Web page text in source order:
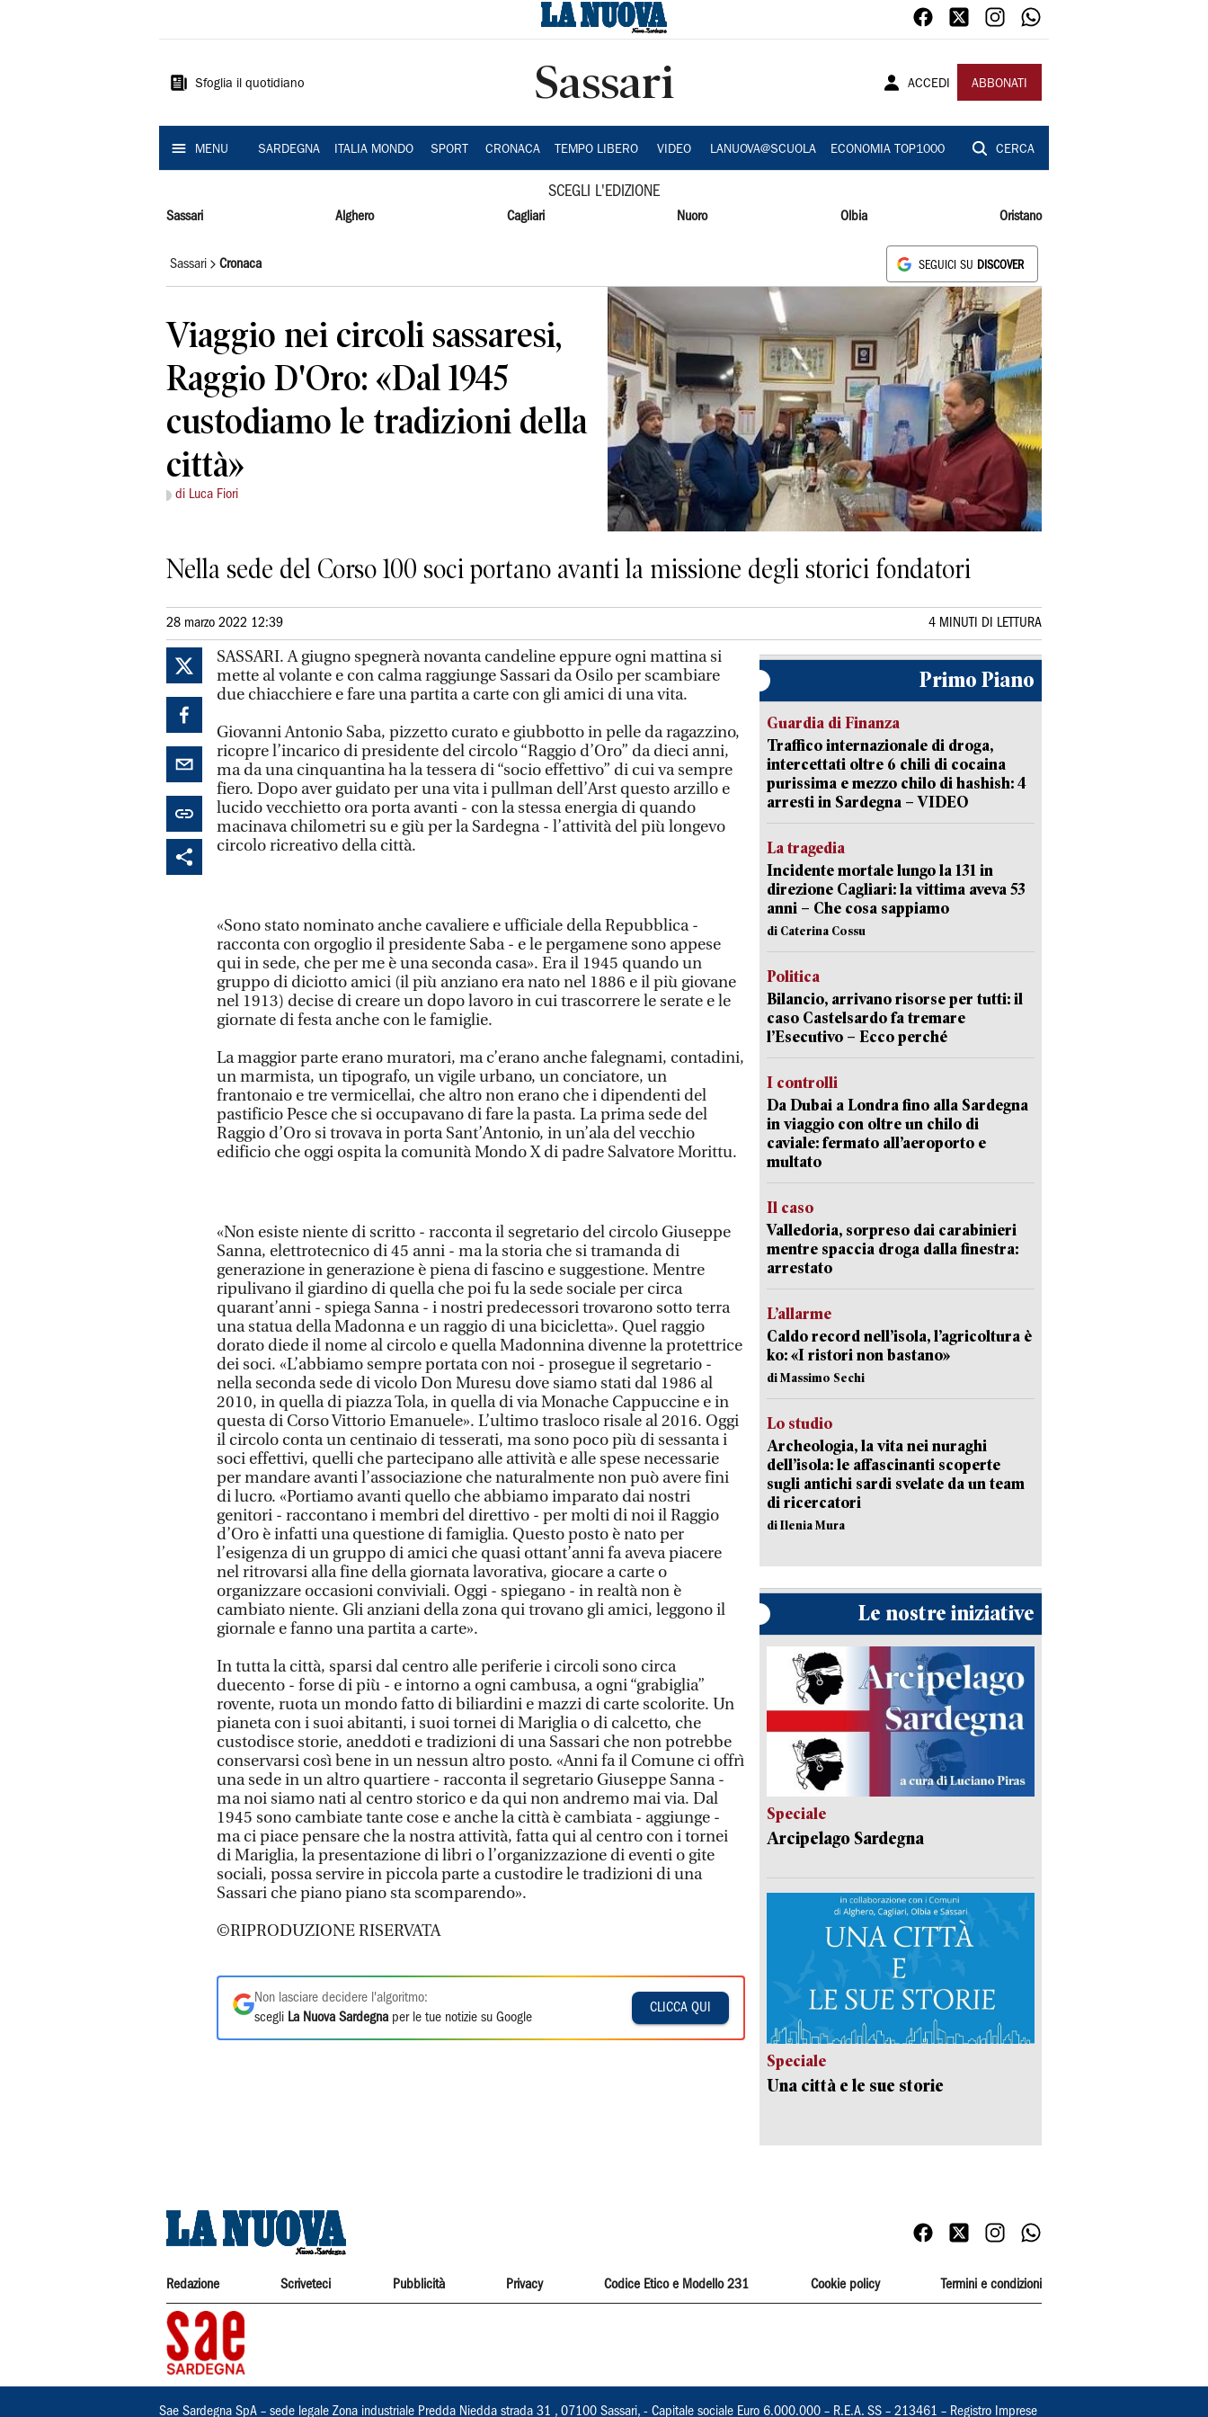
Sardegna
Sfoglia il quotidiano Sassari ACCEDI ABBONATI
MENU SARDEGNA ITALIA MONDO SPORT CRONACA TEMPO LIBERO VIDEO LANUOVA@SCUOLA ECONOMIA TOP1000 CERCA
SCEGLI L'EDIZIONE
Sassari Alghero Cagliari Nuoro Olbia Oristano
Sassari Cronaca SEGUICI SU DISCOVER
Viaggio nei circoli sassaresi,
Raggio D'Oro: «Dal 1945
custodiamo le tradizioni della
città»
di Luca Fiori
Nella sede del Corso 100 soci portano avanti la missione degli storici fondatori
28 marzo 2022 12:39 4 MINUTI DI LETTURA
SASSARI. A giugno spegnerà novanta candeline eppure ogni mattina si
mette al volante e con calma raggiunge Sassari da Osilo per scambiare
due chiacchiere e fare una partita a carte con gli amici di una vita.
Giovanni Antonio Saba, pizzetto curato e giubbotto in pelle da ragazzino,
ricopre l’incarico di presidente del circolo “Raggio d’Oro” da dieci anni,
ma da una cinquantina ha la tessera di “socio effettivo” di cui va sempre
fiero. Dopo aver guidato per una vita i pullman dell’Arst questo arzillo e
lucido vecchietto ora porta avanti - con la stessa energia di quando
macinava chilometri su e giù per la Sardegna - l’attività del più longevo
circolo ricreativo della città.
«Sono stato nominato anche cavaliere e ufficiale della Repubblica -
racconta con orgoglio il presidente Saba - e le pergamene sono appese
qui in sede, che per me è una seconda casa». Era il 1945 quando un
gruppo di diciotto amici (il più anziano era nato nel 1886 e il più giovane
nel 1913) decise di creare un dopo lavoro in cui trascorrere le serate e le
giornate di festa anche con le famiglie.
La maggior parte erano muratori, ma c’erano anche falegnami, contadini,
un marmista, un tipografo, un vigile urbano, un conciatore, un
frantonaio e tre vermicellai, che altro non erano che i dipendenti del
pastificio Pesce che si occupavano di fare la pasta. La prima sede del
Raggio d’Oro si trovava in porta Sant’Antonio, in un’ala del vecchio
edificio che oggi ospita la comunità Mondo X di padre Salvatore Morittu.
«Non esiste niente di scritto - racconta il segretario del circolo Giuseppe
Sanna, elettrotecnico di 45 anni - ma la storia che si tramanda di
generazione in generazione è piena di fascino e suggestione. Mentre
ripulivano il giardino di quella che poi fu la sede sociale per circa
quarant’anni - spiega Sanna - i nostri predecessori trovarono sotto terra
una statua della Madonna e un raggio di una bicicletta». Quel raggio
dorato diede il nome al circolo e quella Madonnina divenne la protettrice
dei soci. «L’abbiamo sempre portata con noi - prosegue il segretario -
nella seconda sede di vicolo Don Muresu dove siamo stati dal 1986 al
2010, in quella di piazza Tola, in quella di via Monache Cappuccine e in
questa di Corso Vittorio Emanuele». L’ultimo trasloco risale al 2016. Oggi
il circolo conta un centinaio di tesserati, ma sono poco più di sessanta i
soci effettivi, quelli che partecipano alle attività e alle spese necessarie
per mandare avanti l’associazione che naturalmente non può avere fini
di lucro. «Portiamo avanti quello che abbiamo imparato dai nostri
genitori - raccontano i membri del direttivo - per molti di noi il Raggio
d’Oro è infatti una questione di famiglia. Questo posto è nato per
l’esigenza di un gruppo di amici che quasi ottant’anni fa aveva piacere
nel ritrovarsi alla fine della giornata lavorativa, giocare a carte o
organizzare occasioni conviviali. Oggi - spiegano - in realtà non è
cambiato niente. Gli anziani della zona qui trovano gli amici, leggono il
giornale e fanno una partita a carte».
In tutta la città, sparsi dal centro alle periferie i circoli sono circa
duecento - forse di più - e intorno a ogni cambusa, a ogni “grabiglia”
rovente, ruota un mondo fatto di biliardini e mazzi di carte scolorite. Un
pianeta con i suoi abitanti, i suoi tornei di Mariglia o di calcetto, che
custodisce storie, aneddoti e tradizioni di una Sassari che non potrebbe
conservarsi così bene in un nessun altro posto. «Anni fa il Comune ci offrì
una sede in un altro quartiere - racconta il segretario Giuseppe Sanna -
ma noi siamo nati al centro storico e da qui non andremo mai via. Dal
1945 sono cambiate tante cose e anche la città è cambiata - aggiunge -
ma ci piace pensare che la nostra attività, fatta qui al centro con i tornei
di Mariglia, la presentazione di libri o l’organizzazione di eventi o gite
sociali, possa servire in piccola parte a custodire le tradizioni di una
Sassari che piano piano sta scomparendo».
©RIPRODUZIONE RISERVATA
Non lasciare decidere l'algoritmo:
scegli La Nuova Sardegna per le tue notizie su Google
CLICCA QUI
Primo Piano
Guardia di Finanza
Traffico internazionale di droga,
intercettati oltre 6 chili di cocaina
purissima e mezzo chilo di hashish: 4
arresti in Sardegna – VIDEO
La tragedia
Incidente mortale lungo la 131 in
direzione Cagliari: la vittima aveva 53
anni – Che cosa sappiamo
di Caterina Cossu
Politica
Bilancio, arrivano risorse per tutti: il
caso Castelsardo fa tremare
l’Esecutivo – Ecco perché
I controlli
Da Dubai a Londra fino alla Sardegna
in viaggio con oltre un chilo di
caviale: fermato all’aeroporto e
multato
Il caso
Valledoria, sorpreso dai carabinieri
mentre spaccia droga dalla finestra:
arrestato
L’allarme
Caldo record nell’isola, l’agricoltura è
ko: «I ristori non bastano»
di Massimo Sechi
Lo studio
Archeologia, la vita nei nuraghi
dell’isola: le affascinanti scoperte
sugli antichi sardi svelate da un team
di ricercatori
di Ilenia Mura
Le nostre iniziative
Speciale
Arcipelago Sardegna
Speciale
Una città e le sue storie
Redazione Scriveteci Pubblicità Privacy Codice Etico e Modello 231 Cookie policy Termini e condizioni
Sae Sardegna SpA – sede legale Zona industriale Predda Niedda strada 31 , 07100 Sassari, - Capitale sociale Euro 6.000.000 – R.E.A. SS – 213461 – Registro Imprese